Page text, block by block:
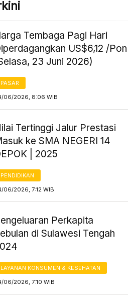
Tembaga Pagi Hari
US$6,12 /Pon
23 Juni 2026)
PASAR
06/2026, 8:06 WIB
Tertinggi Jalur Prestasi
ke SMA NEGERI 14
| 2025
PENDIDIKAN
06/2026, 7:12 WIB
Perkapita
di Sulawesi Tengah
LAYANAN KONSUMEN & KESEHATAN
06/2026, 7:10 WIB